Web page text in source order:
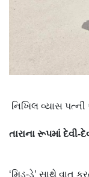
નિખિલ વ્યાસ
તારાના રૂપમાં દેવી-
‘મિડ-ડે’ સાથે વાત